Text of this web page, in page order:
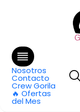
Nosotros
Contacto
Crew Gorila
🔥 Ofertas
del Mes
en
Cable